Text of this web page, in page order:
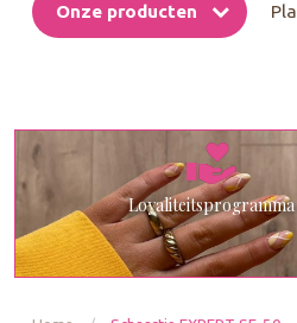
Onze producten
Loyaliteitsprogramma